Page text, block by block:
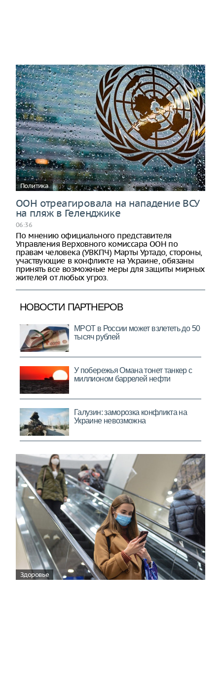
Политика
ООН отреагировала на нападение ВСУ
на пляж в Геленджике
06:36
По мнению официального представителя
Управления Верховного комиссара ООН по
правам человека (УВКПЧ) Марты Уртадо, стороны,
участвующие в конфликте на Украине, обязаны
принять все возможные меры для защиты мирных
жителей от любых угроз.
Здоровье